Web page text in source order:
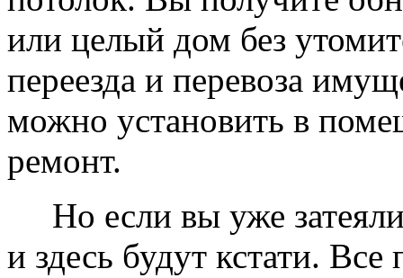
или целый дом без
переезда и перевоза
можно установить в
ремонт.
Но если вы уже
и здесь будут кстати.